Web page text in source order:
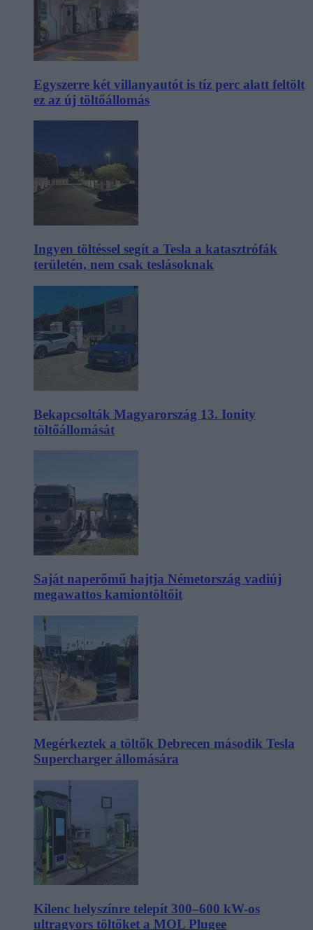
Egyszerre két villanyautót is tíz perc alatt feltölt
ez az új töltőállomás
Ingyen töltéssel segít a Tesla a katasztrófák
területén, nem csak teslásoknak
Bekapcsolták Magyarország 13. Ionity
töltőállomását
Saját naperőmű hajtja Németország vadiúj
megawattos kamiontöltőit
Megérkeztek a töltők Debrecen második Tesla
Supercharger állomására
Kilenc helyszínre telepít 300–600 kW-os
ultragyors töltőket a MOL Plugee